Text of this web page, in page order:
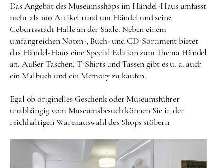
Das Angebot des Museumsshops im Händel-Haus umfasst
mehr als 100 Artikel rund um Händel und seine
Geburtsstadt Halle an der Saale. Neben einem
umfangreichen Noten-, Buch- und CD-Sortiment bietet
das Händel-Haus eine Special Edition zum Thema Händel
an. Außer Taschen, T-Shirts und Tassen gibt es u. a. auch
ein Malbuch und ein Memory zu kaufen.
Egal ob originelles Geschenk oder Museumsführer –
unabhängig vom Museumsbesuch können Sie in der
reichhaltigen Warenauswahl des Shops stöbern.